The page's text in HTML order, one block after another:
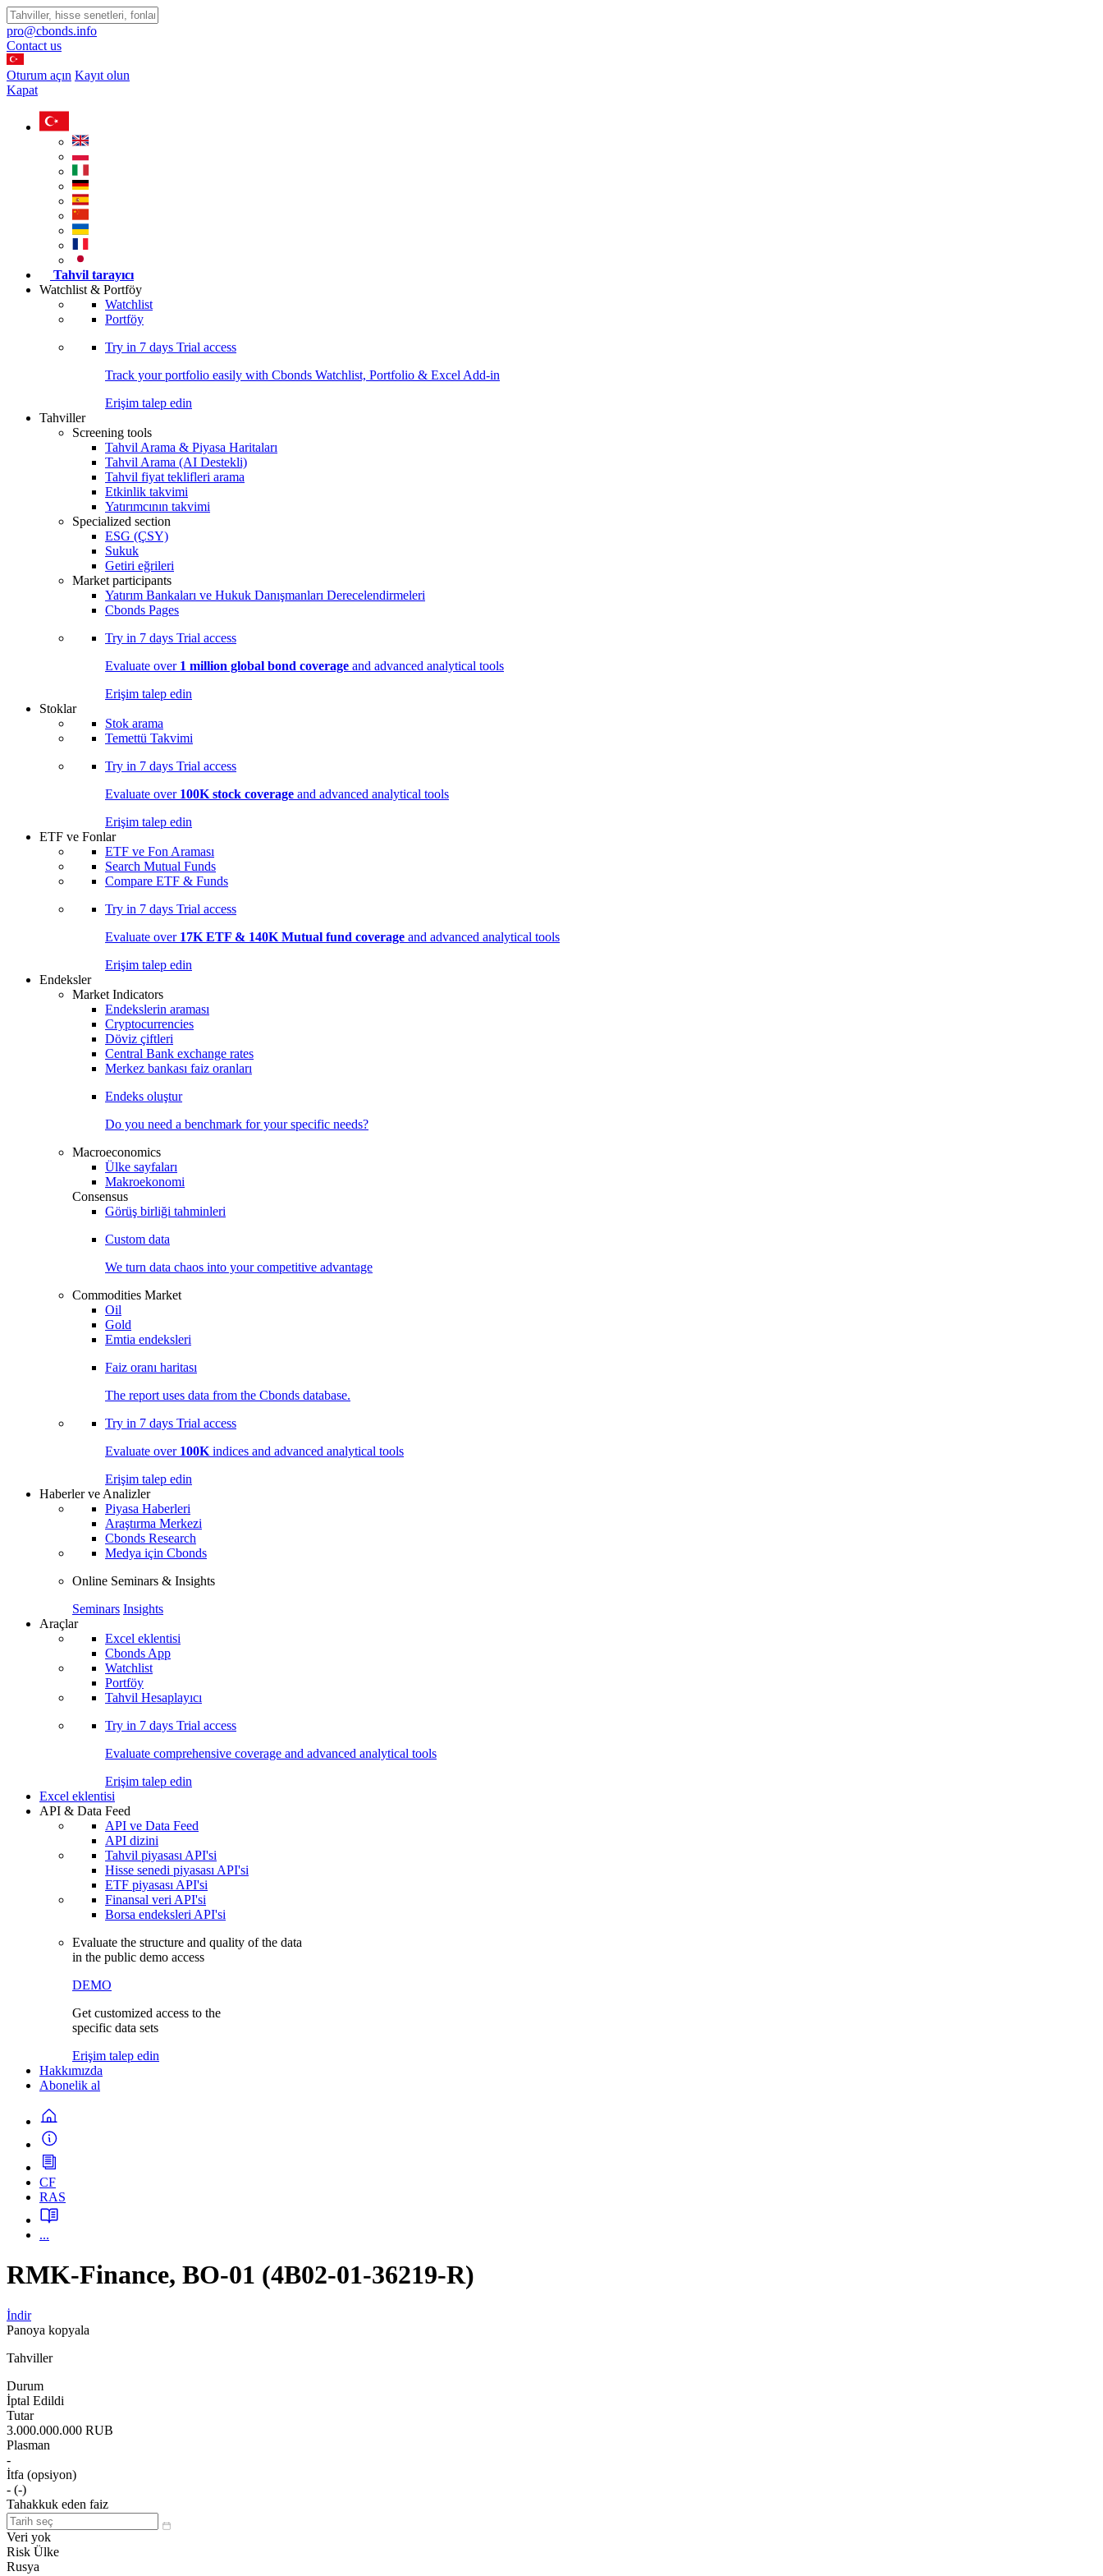
pro@cbonds.info
Contact us
Oturum açın Kayıt olun
Kapat
Tahvil tarayıcı
Watchlist & Portföy
Watchlist
Portföy
Try in 7 days Trial access
Track your portfolio easily with Cbonds Watchlist, Portfolio & Excel Add-in
Erişim talep edin
Tahviller
Screening tools
Tahvil Arama & Piyasa Haritaları
Tahvil Arama (AI Destekli)
Tahvil fiyat teklifleri arama
Etkinlik takvimi
Yatırımcının takvimi
Specialized section
ESG (ÇSY)
Sukuk
Getiri eğrileri
Market participants
Yatırım Bankaları ve Hukuk Danışmanları Derecelendirmeleri
Cbonds Pages
Try in 7 days Trial access
Evaluate over 1 million global bond coverage and advanced analytical tools
Erişim talep edin
Stoklar
Stok arama
Temettü Takvimi
Try in 7 days Trial access
Evaluate over 100K stock coverage and advanced analytical tools
Erişim talep edin
ETF ve Fonlar
ETF ve Fon Araması
Search Mutual Funds
Compare ETF & Funds
Try in 7 days Trial access
Evaluate over 17K ETF & 140K Mutual fund coverage and advanced analytical tools
Erişim talep edin
Endeksler
Market Indicators
Endekslerin araması
Cryptocurrencies
Döviz çiftleri
Central Bank exchange rates
Merkez bankası faiz oranları
Endeks oluştur
Do you need a benchmark for your specific needs?
Macroeconomics
Ülke sayfaları
Makroekonomi
Consensus
Görüş birliği tahminleri
Custom data
We turn data chaos into your competitive advantage
Commodities Market
Oil
Gold
Emtia endeksleri
Faiz oranı haritası
The report uses data from the Cbonds database.
Try in 7 days Trial access
Evaluate over 100K indices and advanced analytical tools
Erişim talep edin
Haberler ve Analizler
Piyasa Haberleri
Araştırma Merkezi
Cbonds Research
Medya için Cbonds
Online Seminars & Insights
Seminars Insights
Araçlar
Excel eklentisi
Cbonds App
Watchlist
Portföy
Tahvil Hesaplayıcı
Try in 7 days Trial access
Evaluate comprehensive coverage and advanced analytical tools
Erişim talep edin
Excel eklentisi
API & Data Feed
API ve Data Feed
API dizini
Tahvil piyasası API'si
Hisse senedi piyasası API'si
ETF piyasası API'si
Finansal veri API'si
Borsa endeksleri API'si
Evaluate the structure and quality of the data
in the public demo access
DEMO
Get customized access to the
specific data sets
Erişim talep edin
Hakkımızda
Abonelik al
CF
RAS
...
RMK-Finance, BO-01 (4B02-01-36219-R)
İndir
Panoya kopyala
Tahviller
Durum
İptal Edildi
Tutar
3.000.000.000 RUB
Plasman
-
İtfa (opsiyon)
- (-)
Tahakkuk eden faiz
Veri yok
Risk Ülke
Rusya